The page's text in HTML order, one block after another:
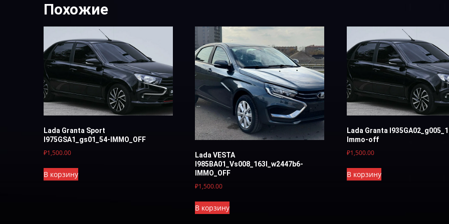
Похожие
Lada Granta Sport
I975GSA1_gs01_54-IMMO_OFF
₽1,500.00
В корзину
Lada VESTA
I985BA01_Vs008_163I_w2447b6-
IMMO_OFF
₽1,500.00
В корзину
Lada Granta
Immo-off
₽1,500.00
В корзину